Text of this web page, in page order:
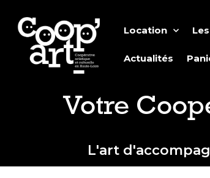
Location
Actualités
Votre
L'art